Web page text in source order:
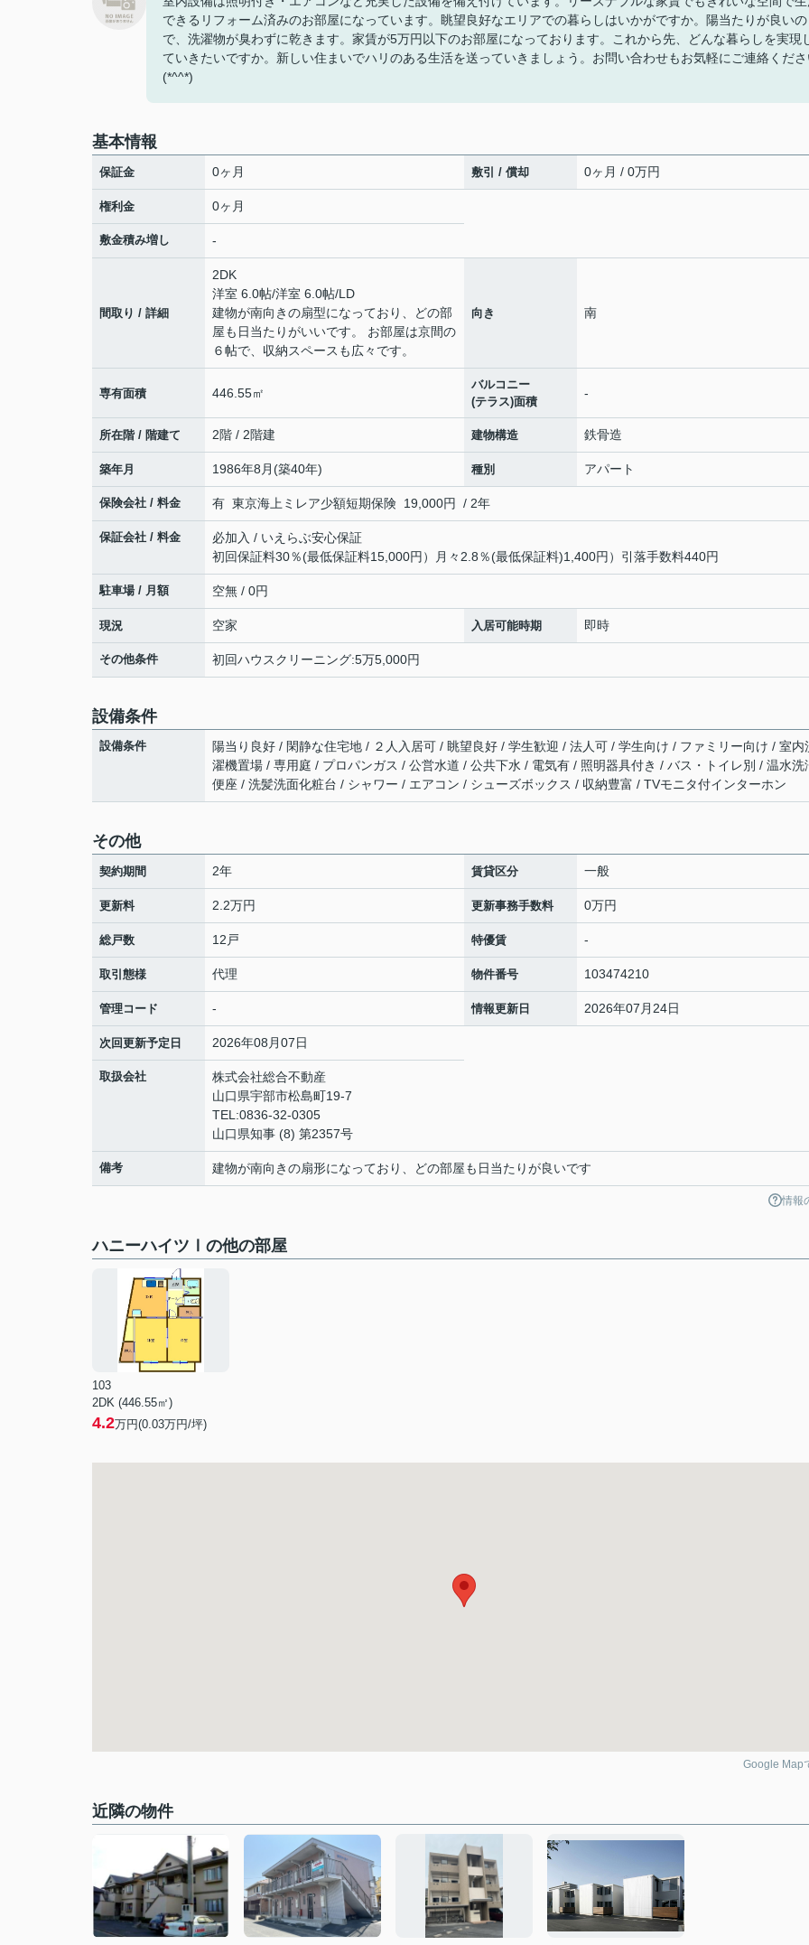
できるリフォーム済みのお部屋になっています。眺望良好なエリアでの暮らしはいかがですか。陽当たりが良いの
で、洗濯物が臭わずに乾きます。家賃が5万円以下のお部屋になっております。これから先、どんな暮らしを実現
ていきたいですか。新しい住まいでハリのある生活を送っていきましょう。お問い合わせもお気軽にご連絡くだ
(*^^*)
基本情報
保証金 0ヶ月 敷引 / 償却 0ヶ月 / 0万円
権利金 0ヶ月
敷金積み増し -
間取り / 詳細
2DK
洋室 6.0帖/洋室 6.0帖/LD
建物が南向きの扇型になっており、どの部
屋も日当たりがいいです。 お部屋は京間の
６帖で、収納スペースも広々です。
向き 南
専有面積 446.55㎡
バルコニー
(テラス)面積
-
所在階 / 階建て 2階 / 2階建 建物構造 鉄骨造
築年月 1986年8月(築40年) 種別 アパート
保険会社 / 料金 有 東京海上ミレア少額短期保険 19,000円 / 2年
保証会社 / 料金
必加入 / いえらぶ安心保証
初回保証料30％(最低保証料15,000円）月々2.8％(最低保証料)1,400円）引落手数料440円
駐車場 / 月額 空無 / 0円
現況 空家 入居可能時期 即時
その他条件 初回ハウスクリーニング:5万5,000円
設備条件
設備条件
陽当り良好 / 閑静な住宅地 / ２人入居可 / 眺望良好 / 学生歓迎 / 法人可 / 学生向け / ファミリー向け / 室内
濯機置場 / 専用庭 / プロパンガス / 公営水道 / 公共下水 / 電気有 / 照明器具付き / バス・トイレ別 / 温水洗
便座 / 洗髪洗面化粧台 / シャワー / エアコン / シューズボックス / 収納豊富 / TVモニタ付インターホン
その他
契約期間 2年 賃貸区分 一般
更新料 2.2万円 更新事務手数料 0万円
総戸数 12戸 特優賃 -
取引態様 代理 物件番号 103474210
管理コード - 情報更新日 2026年07月24日
次回更新予定日 2026年08月07日
取扱会社
株式会社総合不動産
山口県宇部市松島町19-7
TEL:0836-32-0305
山口県知事 (8) 第2357号
備考 建物が南向きの扇形になっており、どの部屋も日当たりが良いです
情報
ハニーハイツⅠの他の部屋
103
2DK (446.55㎡)
4.2万円(0.03万円/坪)
Google Map
近隣の物件